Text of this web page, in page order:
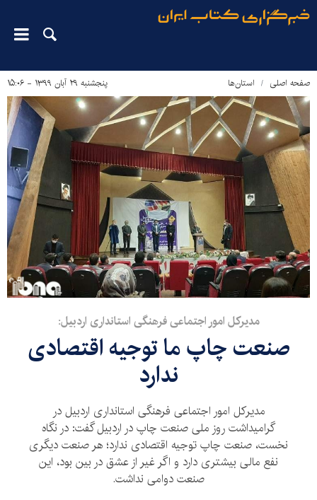
صفحه اصلی استان‌ها پنجشنبه ۲۹ آبان ۱۳۹۹ - ۱۵:۰۶
مدیرکل امور اجتماعی فرهنگی استانداری اردبیل:
صنعت چاپ ما توجیه اقتصادی
ندارد
مدیرکل امور اجتماعی فرهنگی استانداری اردبیل در
گرامیداشت روز ملی صنعت چاپ در اردبیل گفت: در نگاه
نخست، صنعت چاپ توجیه اقتصادی ندارد؛ هر صنعت دیگری
نفع مالی بیشتری دارد و اگر غیر از عشق در بین بود، این
صنعت دوامی نداشت.